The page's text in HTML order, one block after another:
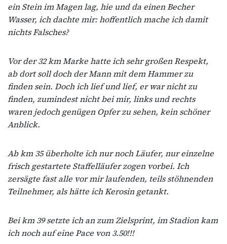
ein Stein im Magen lag, hie und da einen Becher
Wasser, ich dachte mir: hoffentlich mache ich damit
nichts Falsches?
Vor der 32 km Marke hatte ich sehr großen Respekt,
ab dort soll doch der Mann mit dem Hammer zu
finden sein. Doch ich lief und lief, er war nicht zu
finden, zumindest nicht bei mir, links und rechts
waren jedoch genügen Opfer zu sehen, kein schöner
Anblick.
Ab km 35 überholte ich nur noch Läufer, nur einzelne
frisch gestartete Staffelläufer zogen vorbei. Ich
zersägte fast alle vor mir laufenden, teils stöhnenden
Teilnehmer, als hätte ich Kerosin getankt.
Bei km 39 setzte ich an zum Zielsprint, im Stadion kam
ich noch auf eine Pace von 3.50!!!